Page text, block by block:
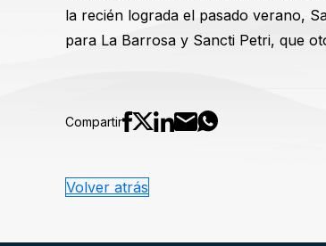
la recién lograda el pasado verano,
para La Barrosa y Sancti Petri, que
Compartir
Volver atrás